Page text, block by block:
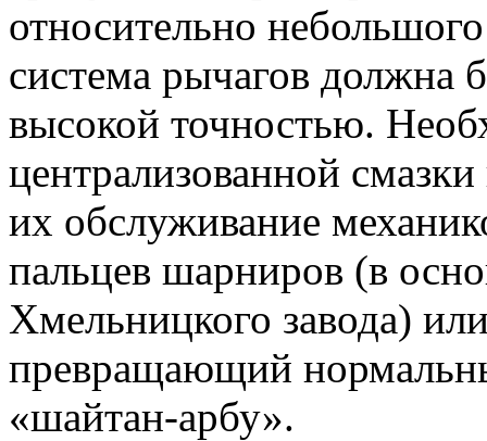
относительно
система рычагов должна
высокой точностью.
централизованной
их обслуживание
пальцев шарниров (в
Хмельницкого завода)
превращающий
«шайтан-арбу».